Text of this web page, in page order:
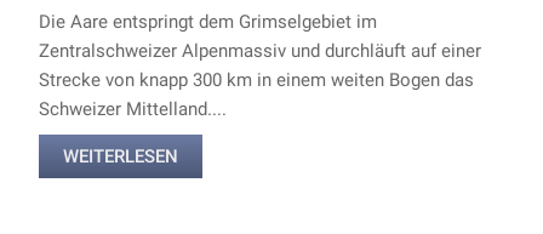
Die Aare entspringt dem Grimselgebiet im
Zentralschweizer Alpenmassiv und durchläuft auf einer
Strecke von knapp 300 km in einem weiten Bogen das
Schweizer Mittelland....
WEITERLESEN